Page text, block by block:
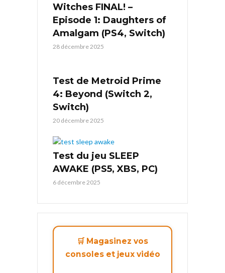
Witches FINAL! –
Episode 1: Daughters of
Amalgam (PS4, Switch)
28 décembre 2025
Test de Metroid Prime
4: Beyond (Switch 2,
Switch)
20 décembre 2025
Test du jeu SLEEP
AWAKE (PS5, XBS, PC)
6 décembre 2025
🛒 Magasinez vos
consoles et jeux vidéo